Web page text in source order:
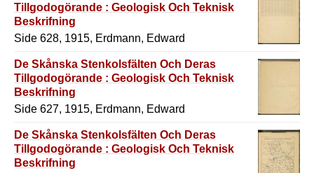
Tillgodogörande : Geologisk Och Teknisk
Beskrifning
Side 628, 1915, Erdmann, Edward
De Skånska Stenkolsfälten Och Deras
Tillgodogörande : Geologisk Och Teknisk
Beskrifning
Side 627, 1915, Erdmann, Edward
De Skånska Stenkolsfälten Och Deras
Tillgodogörande : Geologisk Och Teknisk
Beskrifning